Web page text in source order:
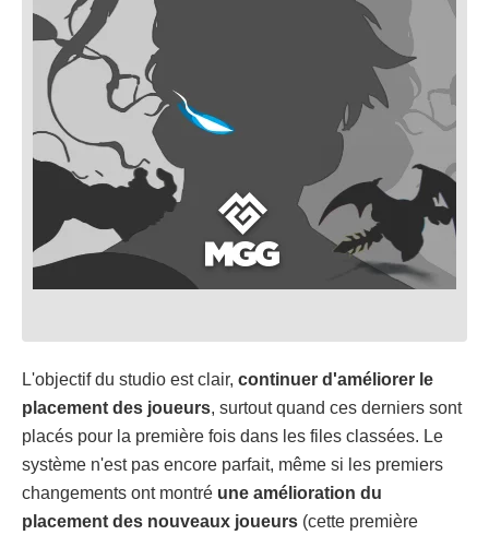
L'objectif du studio est clair, continuer d'améliorer le
placement des joueurs, surtout quand ces derniers sont
placés pour la première fois dans les files classées. Le
système n'est pas encore parfait, même si les premiers
changements ont montré une amélioration du
placement des nouveaux joueurs (cette première